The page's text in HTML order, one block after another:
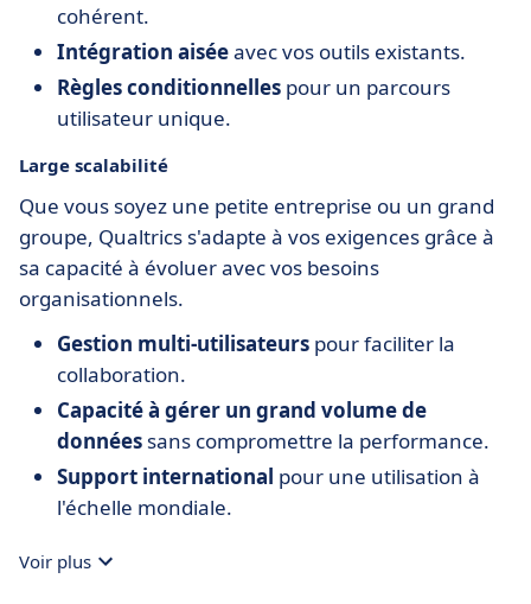
cohérent.
Intégration aiséeavec vos outils existants.
Règles conditionnelles pour un parcours
utilisateur unique.
Large scalabilité
Que vous soyez une petite entreprise ou un grand
groupe, Qualtrics s'adapte à vos exigences grâce à
sa capacité à évoluer avec vos besoins
organisationnels.
Gestion multi-utilisateurs pour faciliter la
collaboration.
Capacité à gérer un grand volume de
données sans compromettre la performance.
Support international pour une utilisation à
l'échelle mondiale.
Voir plus